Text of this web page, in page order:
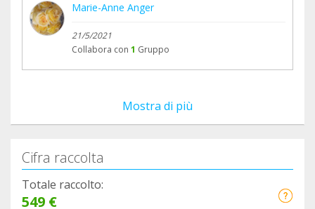
Marie-Anne Anger
21/5/2021
Collabora con 1 Gruppo
Mostra di più
Cifra raccolta
Totale raccolto:
549 €